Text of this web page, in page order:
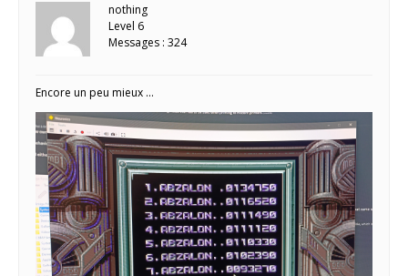
nothing
Level 6
Messages : 324
Encore un peu mieux …